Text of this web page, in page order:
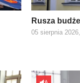
Rusza
05 sierpnia